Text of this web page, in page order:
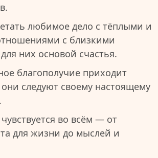
любимое дело с тёплыми и
с близкими
них основой счастья.
благополучие приходит
они следуют своему настоящему
во всём — от
для жизни до мыслей и